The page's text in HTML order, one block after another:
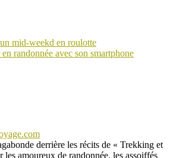
mid-weekd en roulotte
en randonnée avec son smartphone
derrière les récits de « Trekking et
les amoureux de randonnée, les assoiffés